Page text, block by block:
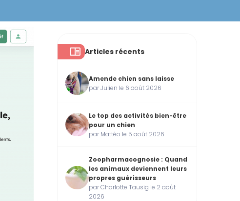
Articles récents
Amende chien sans laisse
par Julien le 6 août 2026
Le top des activités bien-être
pour un chien
par Mattéo le 5 août 2026
Zoopharmacognosie : Quand
les animaux deviennent leurs
propres guérisseurs
par Charlotte Tausig le 2 août
2026